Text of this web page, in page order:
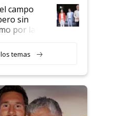
campo
sin
por las
temas